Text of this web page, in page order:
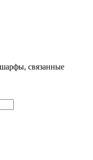
связанные